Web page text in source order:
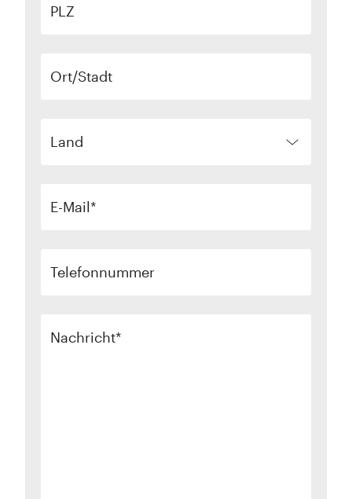
PLZ
Ort/Stadt
Land
E-Mail
Telefonnummer
Nachricht